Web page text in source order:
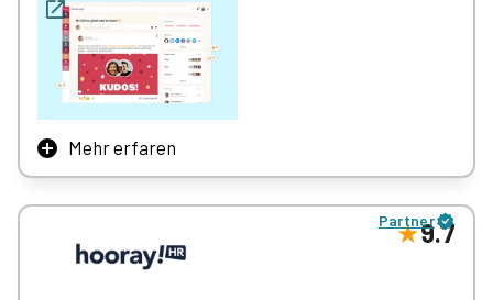
Mehr erfaren
HiBobs prämiertes HCM stimmt HR-Prozesse auf
Geschäftsziele ab – alles auf einer Plattform.
– Meistere Veränderungen souverän
– Setze Programme für Lernen & Entwicklung um
Partner9.7